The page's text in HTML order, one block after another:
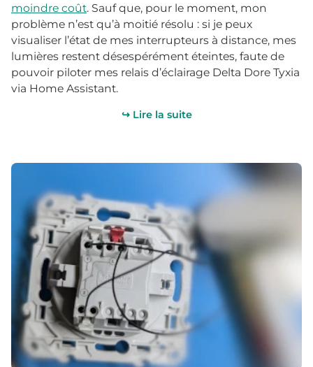
moindre coût. Sauf que, pour le moment, mon
problème n’est qu’à moitié résolu : si je peux
visualiser l’état de mes interrupteurs à distance, mes
lumières restent désespérément éteintes, faute de
pouvoir piloter mes relais d’éclairage Delta Dore Tyxia
via Home Assistant.
↪ Lire la suite